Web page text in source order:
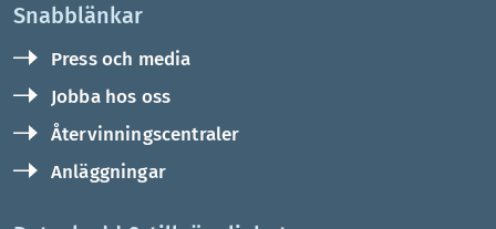
Snabblänkar
Press och media
Jobba hos oss
Återvinningscentraler
Anläggningar